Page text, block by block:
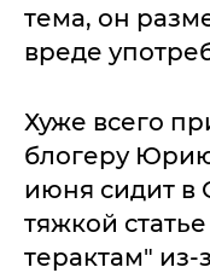
тема, он
вреде
Хуже всего
блогеру
июня сидит
тяжкой
терактам"